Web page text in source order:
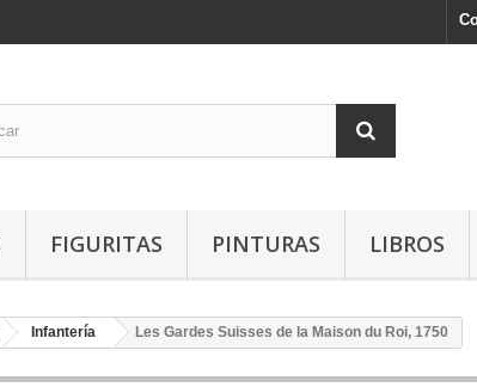
FIGURITAS PINTURAS LIBROS
Infantería Les Gardes Suisses de la Maison du Roi, 1750